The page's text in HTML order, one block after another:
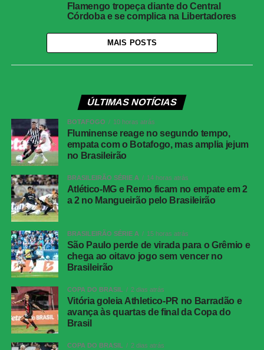
Flamengo tropeça diante do Central
Córdoba e se complica na Libertadores
MAIS POSTS
ÚLTIMAS NOTÍCIAS
BOTAFOGO 10 horas atrás
Fluminense reage no segundo tempo,
empata com o Botafogo, mas amplia jejum
no Brasileirão
BRASILEIRÃO SÉRIE A 14 horas atrás
Atlético-MG e Remo ficam no empate em 2
a 2 no Mangueirão pelo Brasileirão
BRASILEIRÃO SÉRIE A 15 horas atrás
São Paulo perde de virada para o Grêmio e
chega ao oitavo jogo sem vencer no
Brasileirão
COPA DO BRASIL 2 dias atrás
Vitória goleia Athletico-PR no Barradão e
avança às quartas de final da Copa do
Brasil
COPA DO BRASIL 2 dias atrás